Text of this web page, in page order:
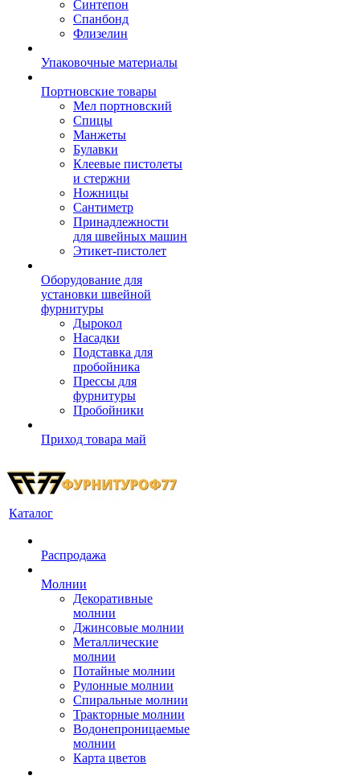
Синтепон
Спанбонд
Флизелин
Упаковочные материалы
Портновские товары
Мел портновский
Спицы
Манжеты
Булавки
Клеевые пистолеты
и стержни
Ножницы
Сантиметр
Принадлежности
для швейных машин
Этикет-пистолет
Оборудование для
установки швейной
фурнитуры
Дырокол
Насадки
Подставка для
пробойника
Прессы для
фурнитуры
Пробойники
Приход товара май
Каталог
Распродажа
Молнии
Декоративные
молнии
Джинсовые молнии
Металлические
молнии
Потайные молнии
Рулонные молнии
Спиральные молнии
Тракторные молнии
Водонепроницаемые
молнии
Карта цветов